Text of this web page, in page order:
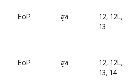
EoP สูง
12, 12L,
13
EoP สูง
12, 12L,
13, 14